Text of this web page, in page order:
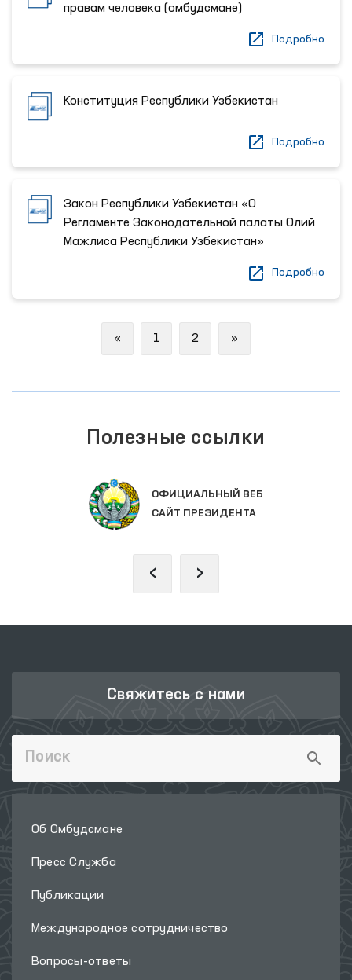
правам человека (омбудсмане)
Подробно
Конституция Республики Узбекистан
Подробно
Закон Республики Узбекистан «О
Регламенте Законодательной палаты Олий
Мажлиса Республики Узбекистан»
Подробно
« Previous
1 2 »
Полезные ссылки
ОФИЦИАЛЬНЫЙ ВЕБ
САЙТ ПРЕЗИДЕНТА
‹ ›
Свяжитесь с нами
Об Омбудсмане
Пресс Служба
Публикации
Международное сотрудничество
Вопросы-ответы